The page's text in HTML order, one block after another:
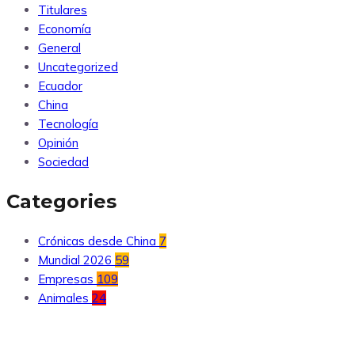
Titulares
Economía
General
Uncategorized
Ecuador
China
Tecnología
Opinión
Sociedad
Categories
Crónicas desde China 7
Mundial 2026 59
Empresas 109
Animales 24